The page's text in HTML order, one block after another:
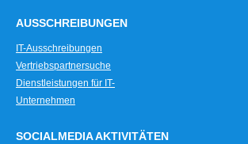
AUSSCHREIBUNGEN
IT-Ausschreibungen
Vertriebspartnersuche
Dienstleistungen für IT-
Unternehmen
SOCIALMEDIA AKTIVITÄTEN